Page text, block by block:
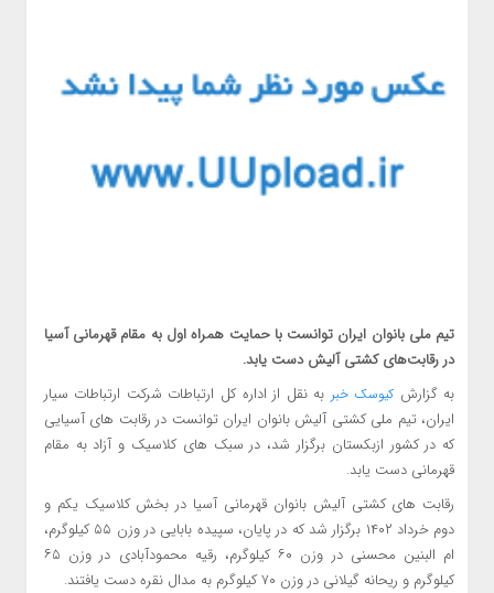
تیم ملی بانوان ایران توانست با حمایت همراه اول به مقام قهرمانی آسیا
در رقابت‌های کشتی آلیش دست یابد.
به گزارش کیوسک خبر به نقل از اداره کل ارتباطات شرکت ارتباطات سیار
ایران، تیم ملی کشتی آلیش بانوان ایران توانست در رقابت های آسیایی
که در کشور ازبکستان برگزار شد، در سبک های کلاسیک و آزاد به مقام
قهرمانی دست یابد.
رقابت های کشتی آلیش بانوان قهرمانی آسیا در بخش کلاسیک یکم و
دوم خرداد ۱۴۰۲ برگزار شد که در پایان، سپیده بابایی در وزن ۵۵ کیلوگرم،
ام البنین محسنی در وزن ۶۰ کیلوگرم، رقیه محمودآبادی در وزن ۶۵
کیلوگرم و ریحانه گیلانی در وزن ۷۰ کیلوگرم به مدال نقره دست یافتند.